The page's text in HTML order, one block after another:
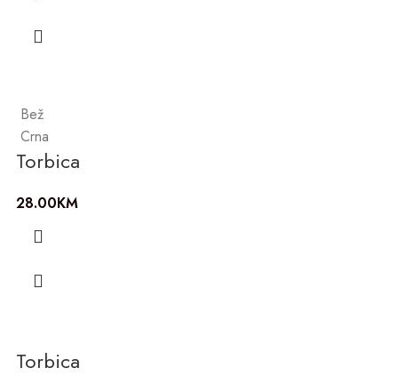
Bež
Crna
Torbica
28.00KM
Torbica